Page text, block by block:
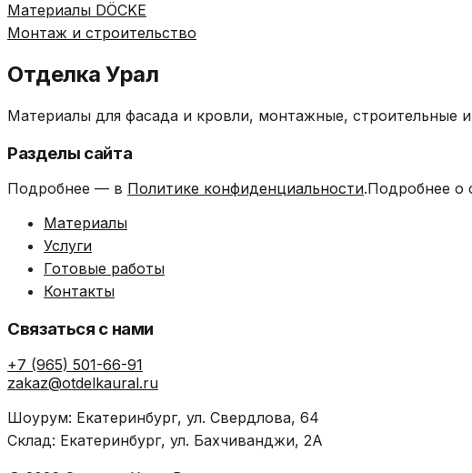
Материалы DÖCKE
Монтаж и строительство
Отделка Урал
Материалы для фасада и кровли, монтажные, строительные
Разделы сайта
Подробнее — в Политике конфиденциальности.Подробнее о
Материалы
Услуги
Готовые работы
Контакты
Связаться с нами
+7 (965) 501-66-91
zakaz@otdelkaural.ru
Шоурум: Екатеринбург, ул. Свердлова, 64
Склад: Екатеринбург, ул. Бахчиванджи, 2А